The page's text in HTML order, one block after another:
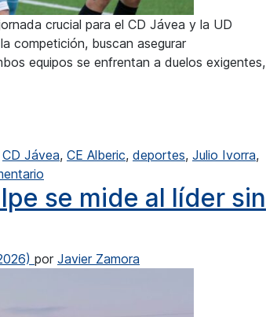
crucial para el CD Jávea y la UD
competición, buscan asegurar
equipos se enfrentan a duelos exigentes,
CD Jávea, CE Alberic, deportes, Julio Ivorra,
se mide al líder sin
por Javier Zamora